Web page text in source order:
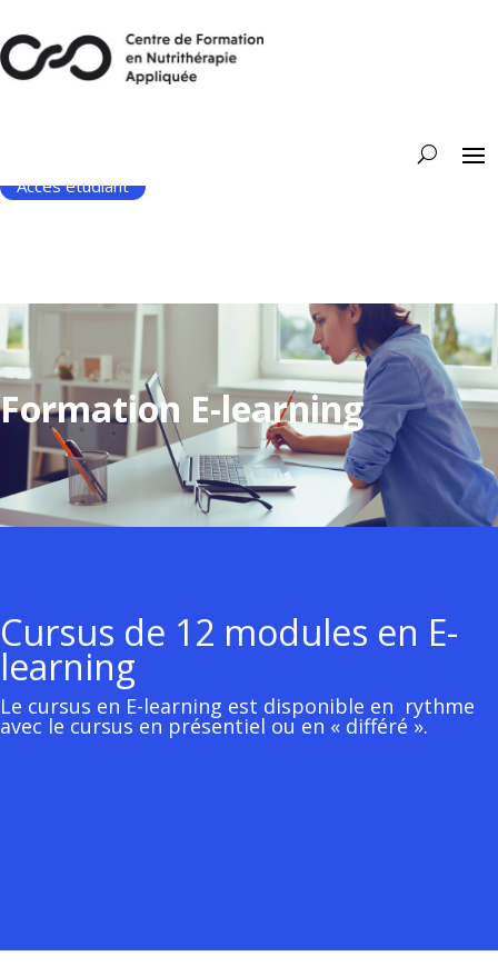
Accès étudiant
Formation E-learning
Cursus de 12 modules en E-
learning
Le cursus en E-learning est disponible en rythme
avec le cursus en présentiel ou en « différé ».